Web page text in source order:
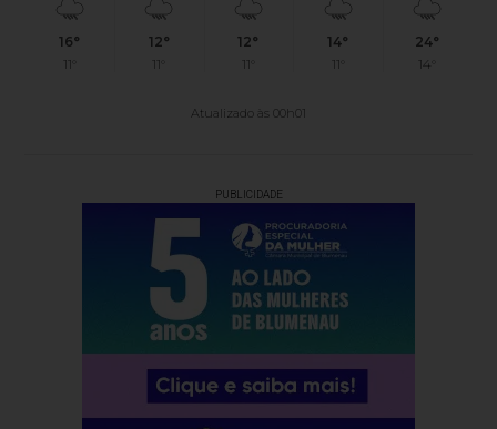
16°
11°
12°
11°
12°
11°
14°
11°
24°
14°
Atualizado às 00h01
PUBLICIDADE